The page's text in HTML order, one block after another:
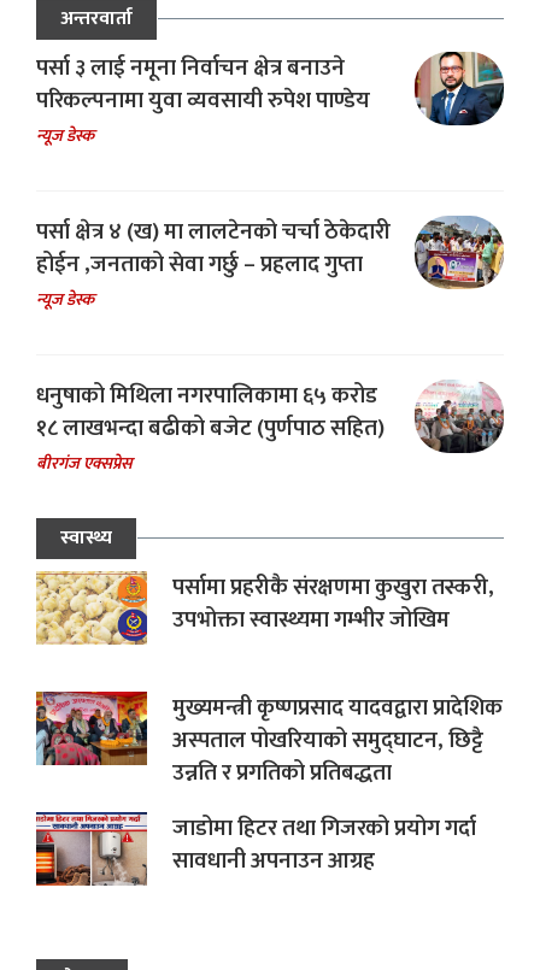
अन्तरवार्ता
पर्सा ३ लाई नमूना निर्वाचन क्षेत्र बनाउने
परिकल्पनामा युवा व्यवसायी रुपेश पाण्डेय
न्यूज डेस्क
पर्सा क्षेत्र ४ (ख) मा लालटेनको चर्चा ठेकेदारी
होईन ,जनताको सेवा गर्छु – प्रहलाद गुप्ता
न्यूज डेस्क
धनुषाको मिथिला नगरपालिकामा ६५ करोड
१८ लाखभन्दा बढीको बजेट (पुर्णपाठ सहित)
बीरगंज एक्सप्रेस
स्वास्थ्य
पर्सामा प्रहरीकै संरक्षणमा कुखुरा तस्करी,
उपभोक्ता स्वास्थ्यमा गम्भीर जोखिम
मुख्यमन्त्री कृष्णप्रसाद यादवद्वारा प्रादेशिक
अस्पताल पोखरियाको समुद्घाटन, छिट्टै
उन्नति र प्रगतिको प्रतिबद्धता
जाडोमा हिटर तथा गिजरको प्रयोग गर्दा
सावधानी अपनाउन आग्रह